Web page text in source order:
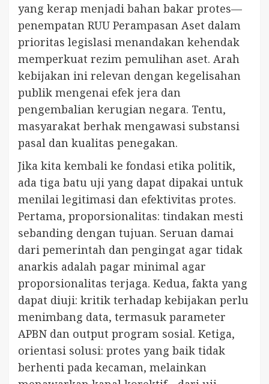
yang kerap menjadi bahan bakar protes—
penempatan RUU Perampasan Aset dalam
prioritas legislasi menandakan kehendak
memperkuat rezim pemulihan aset. Arah
kebijakan ini relevan dengan kegelisahan
publik mengenai efek jera dan
pengembalian kerugian negara. Tentu,
masyarakat berhak mengawasi substansi
pasal dan kualitas penegakan.
Jika kita kembali ke fondasi etika politik,
ada tiga batu uji yang dapat dipakai untuk
menilai legitimasi dan efektivitas protes.
Pertama, proporsionalitas: tindakan mesti
sebanding dengan tujuan. Seruan damai
dari pemerintah dan pengingat agar tidak
anarkis adalah pagar minimal agar
proporsionalitas terjaga. Kedua, fakta yang
dapat diuji: kritik terhadap kebijakan perlu
menimbang data, termasuk parameter
APBN dan output program sosial. Ketiga,
orientasi solusi: protes yang baik tidak
berhenti pada kecaman, melainkan